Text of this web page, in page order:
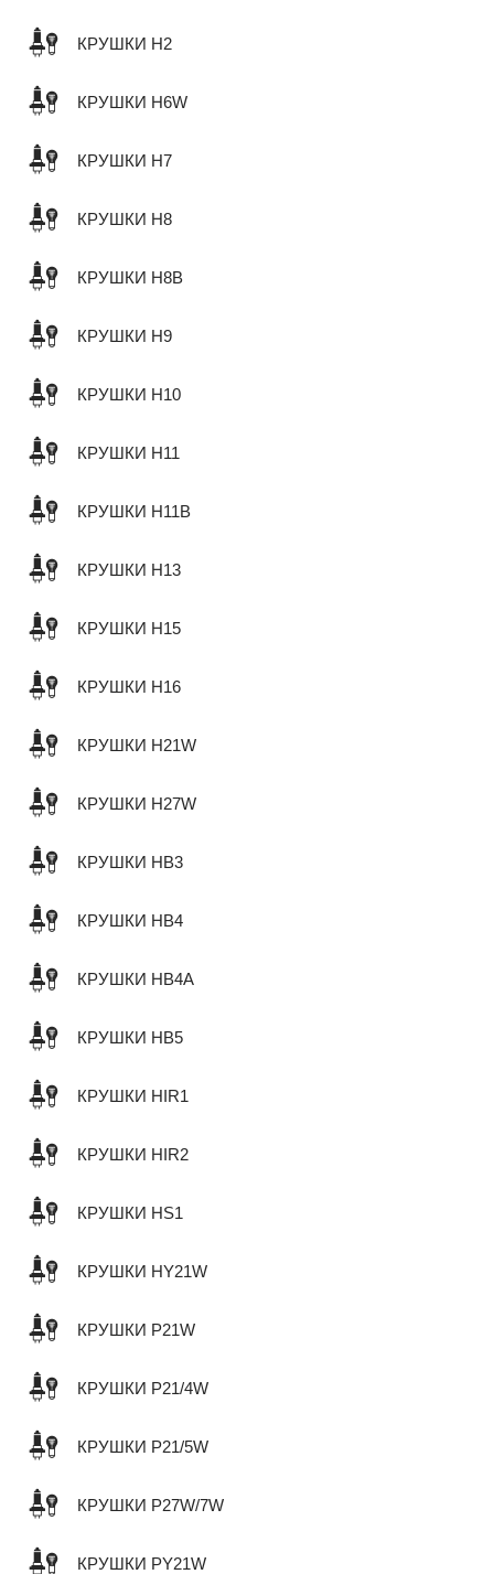
КРУШКИ H2
КРУШКИ H6W
КРУШКИ H7
КРУШКИ H8
КРУШКИ H8B
КРУШКИ H9
КРУШКИ H10
КРУШКИ H11
КРУШКИ H11B
КРУШКИ H13
КРУШКИ H15
КРУШКИ H16
КРУШКИ H21W
КРУШКИ H27W
КРУШКИ HB3
КРУШКИ HB4
КРУШКИ HB4A
КРУШКИ HB5
КРУШКИ HIR1
КРУШКИ HIR2
КРУШКИ HS1
КРУШКИ HY21W
КРУШКИ P21W
КРУШКИ P21/4W
КРУШКИ P21/5W
КРУШКИ P27W/7W
КРУШКИ PY21W